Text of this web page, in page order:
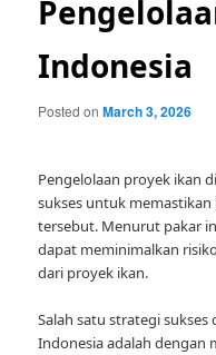
Indonesia
Posted onMarch 3, 2026
Pengelolaan proyek ikan
sukses untuk
tersebut. Menurut pakar
dapat meminimalkan
dari proyek ikan.
Salah satu strategi
Indonesia adalah dengan